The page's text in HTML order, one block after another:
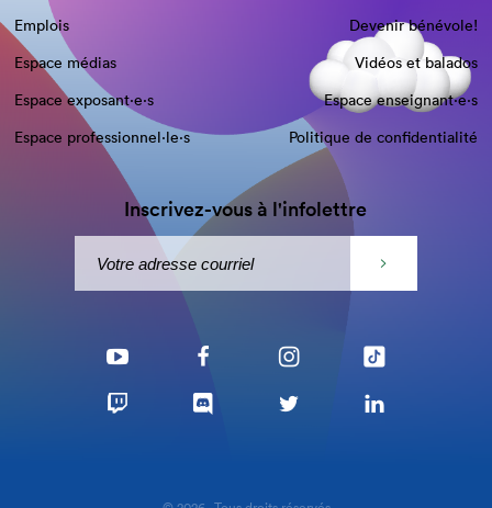
Emplois
Devenir bénévole!
Espace médias
Vidéos et balados
Espace exposant·e⋅s
Espace enseignant·e⋅s
Espace professionnel·le⋅s
Politique de confidentialité
Inscrivez-vous à l'infolettre